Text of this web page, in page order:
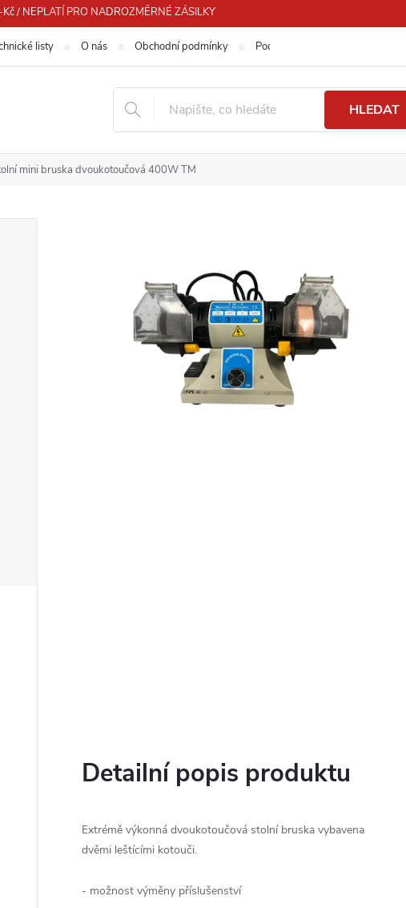
/ NEPLATÍ PRO NADROZMĚRNÉ ZÁSILKY
listy O nás Obchodní podmínky Podmínky ochrany osobních údajů
HLEDAT
mini bruska dvoukotoučová 400W TM
Detailní popis produktu
Extrémě výkonná dvoukotoučová stolní bruska vybavena
dvěmi leštícími kotouči.
- možnost výměny příslušenství